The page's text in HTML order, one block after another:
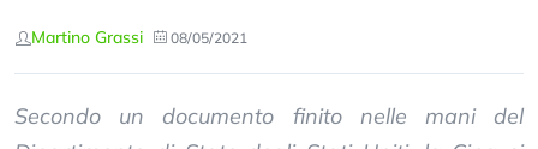
Martino Grassi 08/05/2021
Secondo un documento finito nelle mani del